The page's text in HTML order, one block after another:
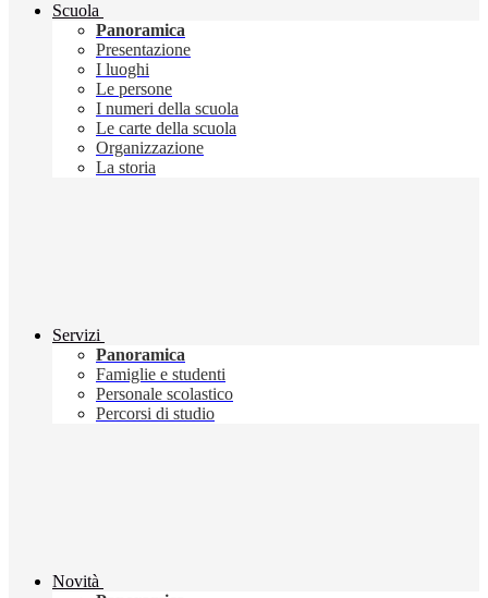
Scuola
Panoramica
Presentazione
I luoghi
Le persone
I numeri della scuola
Le carte della scuola
Organizzazione
La storia
Servizi
Panoramica
Famiglie e studenti
Personale scolastico
Percorsi di studio
Novità